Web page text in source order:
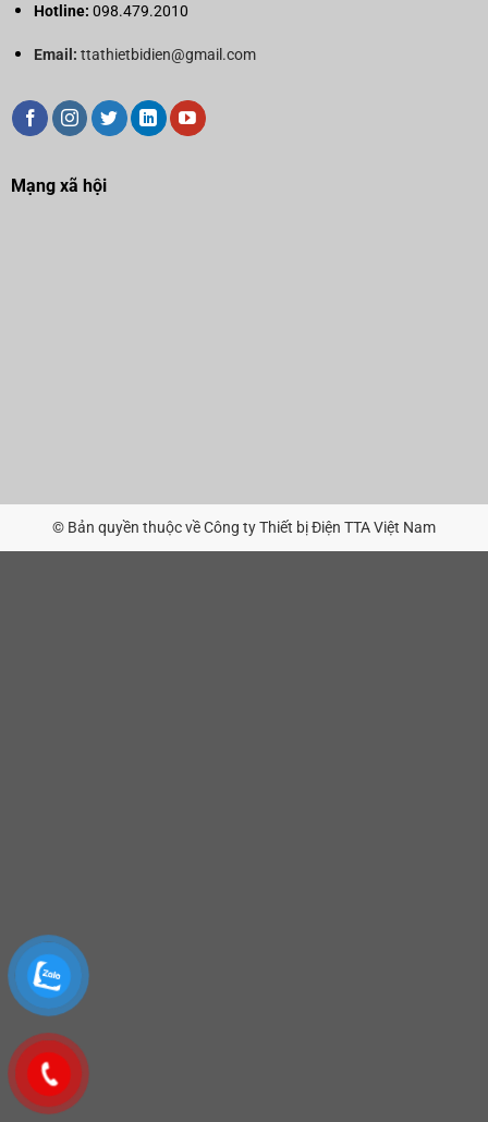
Hotline: 098.479.2010
Email: ttathietbidien@gmail.com
Mạng xã hội
© Bản quyền thuộc về Công ty Thiết bị Điện TTA Việt Nam